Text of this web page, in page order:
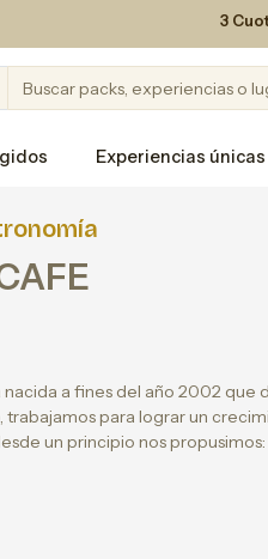
3
Experiencias únicas
a fines del año 2002 que
trabajamos para lograr un
un principio nos